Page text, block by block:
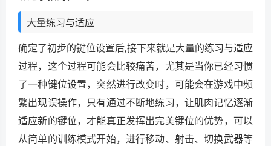
大量练习与适应
确定了初步的键位设置后,接下来就是大量的练习与适应
过程，这个过程可能会比较痛苦，尤其是当你已经习惯
了一种键位设置，突然进行改变时，可能会在游戏中频
繁出现误操作，只有通过不断地练习，让肌肉记忆逐渐
适应新的键位，才能真正发挥出完美键位的优势，可以
从简单的训练模式开始，进行移动、射击、切换武器等